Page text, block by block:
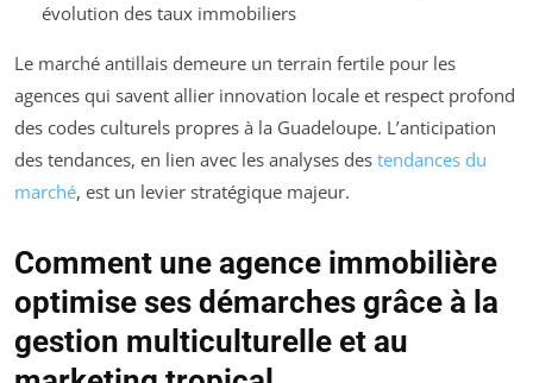
évolution des taux immobiliers
Le marché antillais demeure un terrain fertile pour les
agences qui savent allier innovation locale et respect profond
des codes culturels propres à la Guadeloupe. L’anticipation
des tendances, en lien avec les analyses des tendances du
marché, est un levier stratégique majeur.
Comment une agence immobilière
optimise ses démarches grâce à la
gestion multiculturelle et au